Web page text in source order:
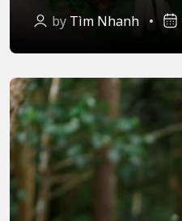
by Tìm Nhanh